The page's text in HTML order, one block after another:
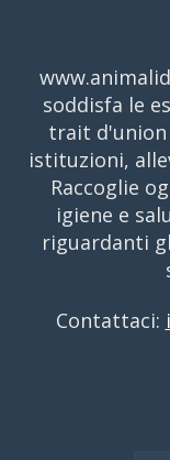
soddisfa le
trait
istituzioni,
Raccoglie
igiene e
riguardanti
Contattaci: